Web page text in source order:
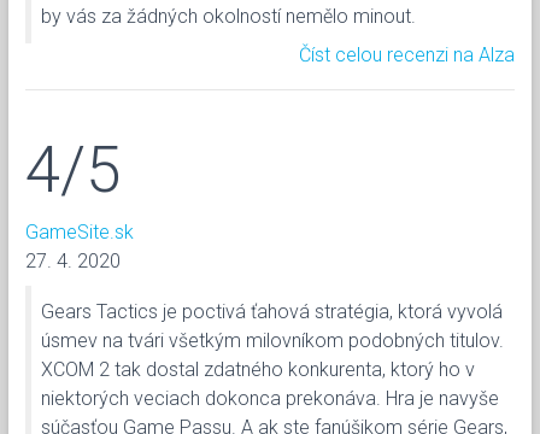
by vás za žádných okolností nemělo minout.
Číst celou recenzi na Alza
4/5
GameSite.sk
27. 4. 2020
Gears Tactics je poctivá ťahová stratégia, ktorá vyvolá
úsmev na tvári všetkým milovníkom podobných titulov.
XCOM 2 tak dostal zdatného konkurenta, ktorý ho v
niektorých veciach dokonca prekonáva. Hra je navyše
súčasťou Game Passu. A ak ste fanúšikom série Gears,